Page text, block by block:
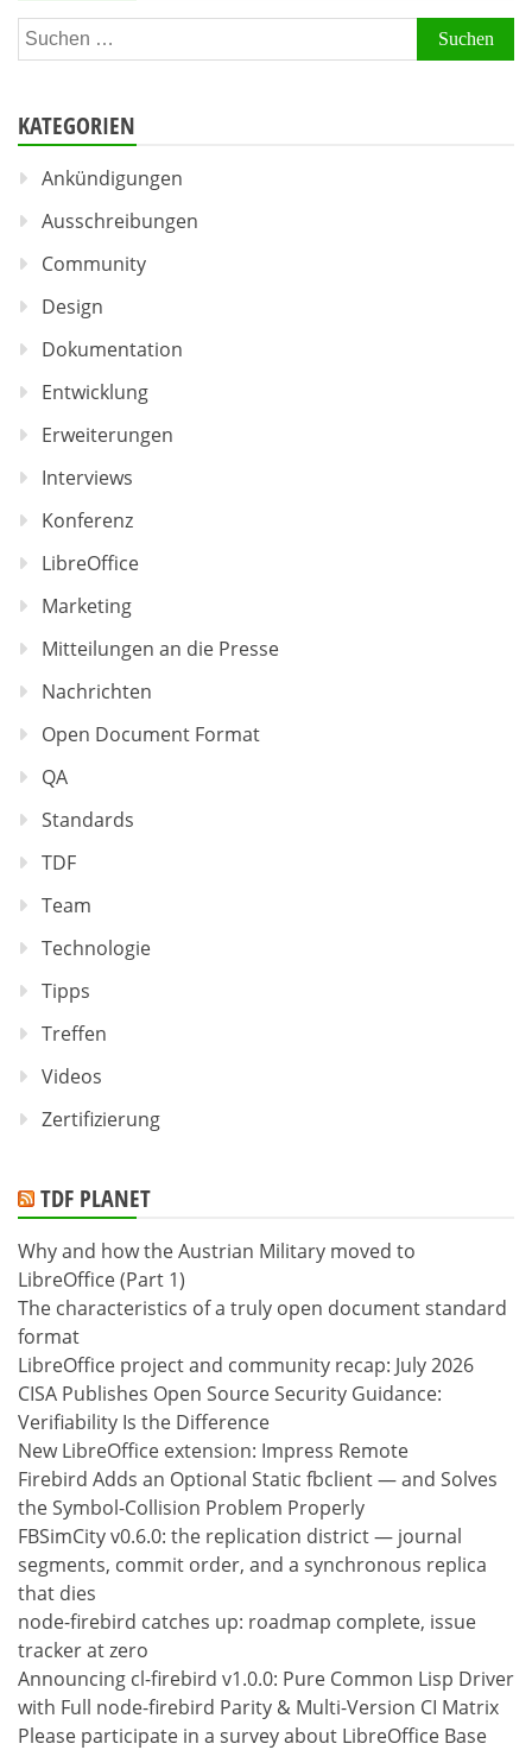
Suchen
nach:
KATEGORIEN
Ankündigungen
Ausschreibungen
Community
Design
Dokumentation
Entwicklung
Erweiterungen
Interviews
Konferenz
LibreOffice
Marketing
Mitteilungen an die Presse
Nachrichten
Open Document Format
QA
Standards
TDF
Team
Technologie
Tipps
Treffen
Videos
Zertifizierung
TDF PLANET
Why and how the Austrian Military moved to
LibreOffice (Part 1)
The characteristics of a truly open document standard
format
LibreOffice project and community recap: July 2026
CISA Publishes Open Source Security Guidance:
Verifiability Is the Difference
New LibreOffice extension: Impress Remote
Firebird Adds an Optional Static fbclient — and Solves
the Symbol-Collision Problem Properly
FBSimCity v0.6.0: the replication district — journal
segments, commit order, and a synchronous replica
that dies
node-firebird catches up: roadmap complete, issue
tracker at zero
Announcing cl-firebird v1.0.0: Pure Common Lisp Driver
with Full node-firebird Parity & Multi-Version CI Matrix
Please participate in a survey about LibreOffice Base